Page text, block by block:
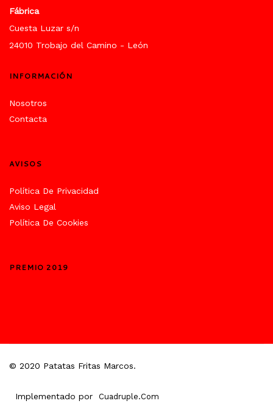
Fábrica
Cuesta Luzar s/n
24010 Trobajo del Camino - León
INFORMACIÓN
Nosotros
Contacta
AVISOS
Política De Privacidad
Aviso Legal
Política De Cookies
PREMIO 2019
© 2020 Patatas Fritas Marcos.
Implementado por Cuadruple.com